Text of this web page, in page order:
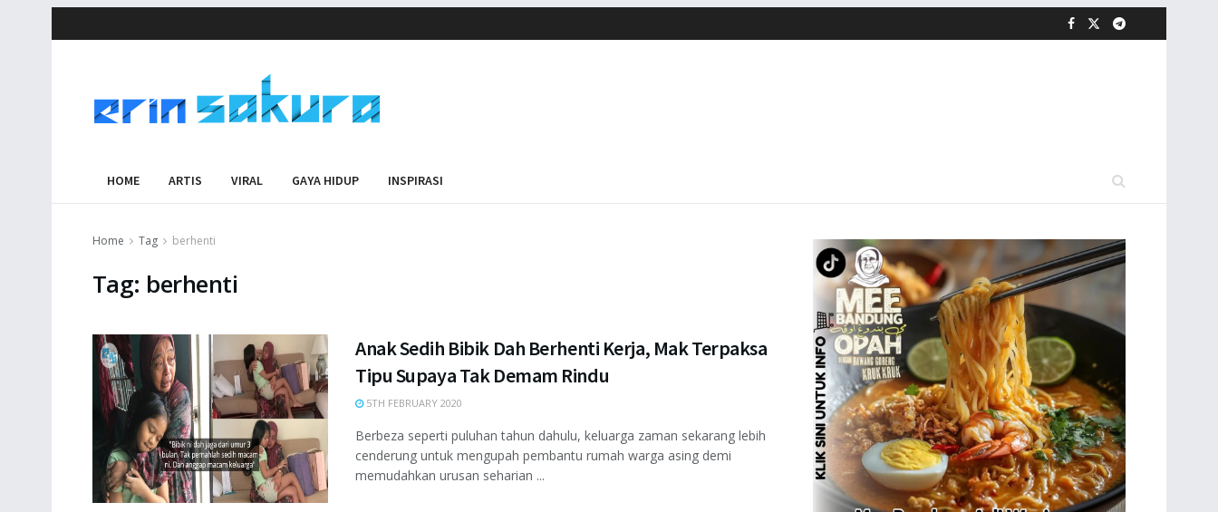
HOME ARTIS VIRAL GAYA HIDUP INSPIRASI
Home Tag berhenti
Tag: berhenti
Anak Sedih Bibik Dah Berhenti Kerja, Mak Terpaksa
Tipu Supaya Tak Demam Rindu
5TH FEBRUARY 2020
Berbeza seperti puluhan tahun dahulu, keluarga zaman sekarang lebih
cenderung untuk mengupah pembantu rumah warga asing demi
memudahkan urusan seharian ...